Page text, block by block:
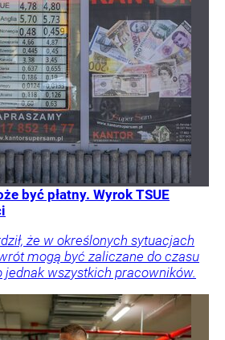
być płatny. Wyrok TSUE
że w określonych sytuacjach
mogą być zaliczane do czasu
jednak wszystkich pracowników.